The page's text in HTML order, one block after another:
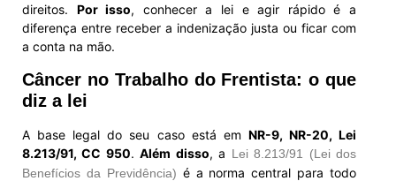
direitos. Por isso, conhecer a lei e agir rápido é a
diferença entre receber a indenização justa ou ficar com
a conta na mão.
Câncer no Trabalho do Frentista: o que
diz a lei
A base legal do seu caso está em NR-9, NR-20, Lei
8.213/91, CC 950.Além disso, a Lei 8.213/91 (Lei dos
Benefícios da Previdência) é a norma central para todo